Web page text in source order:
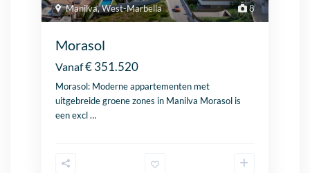
8
Manilva,West-Marbella
Morasol
Vanaf€ 351.520
Morasol: Moderne appartementen met
uitgebreide groene zones in Manilva Morasol is
een excl…